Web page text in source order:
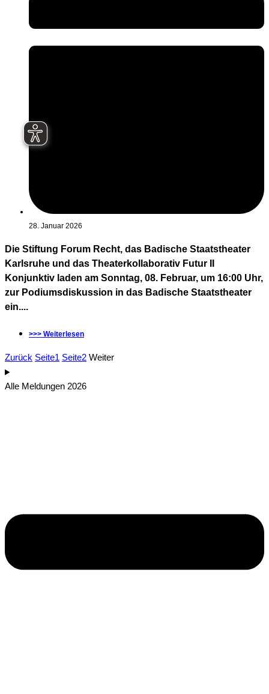
28. Januar 2026
Die Stiftung Forum Recht, das Badische Staatstheater
Karlsruhe und das Theaterkollaborativ Futur II
Konjunktiv laden am Sonntag, 08. Februar, um 16:00 Uhr,
zur Podiumsdiskussion in das Badische Staatstheater
ein....
>>> Weiterlesen
Zurück Seite1 Seite2 Weiter
Alle Meldungen 2026